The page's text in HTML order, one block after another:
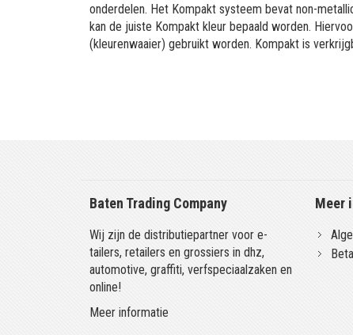
onderdelen. Het Kompakt systeem bevat non-
kan de juiste Kompakt kleur bepaald worden.
(kleurenwaaier) gebruikt worden. Kompakt is
Baten Trading Company
Wij zijn de distributiepartner voor e-
tailers, retailers en grossiers in dhz,
automotive, graffiti, verfspeciaalzaken en
online!
Meer informatie
Meer